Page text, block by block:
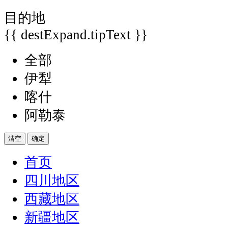
目的地
{{ destExpand.tipText }}
全部
伊犁
喀什
阿勒泰
清空 确定
首页
四川地区
西藏地区
新疆地区